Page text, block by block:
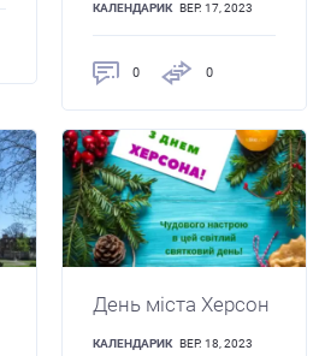
КАЛЕНДАРИК ВЕР. 17, 2023
0 0
День міста Херсон
КАЛЕНДАРИК ВЕР. 18, 2023